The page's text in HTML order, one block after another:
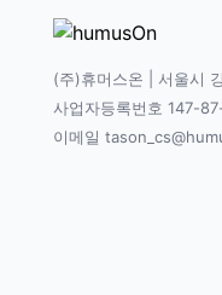
(주)휴머스온 | 서울시
사업자등록번호 147-
이메일